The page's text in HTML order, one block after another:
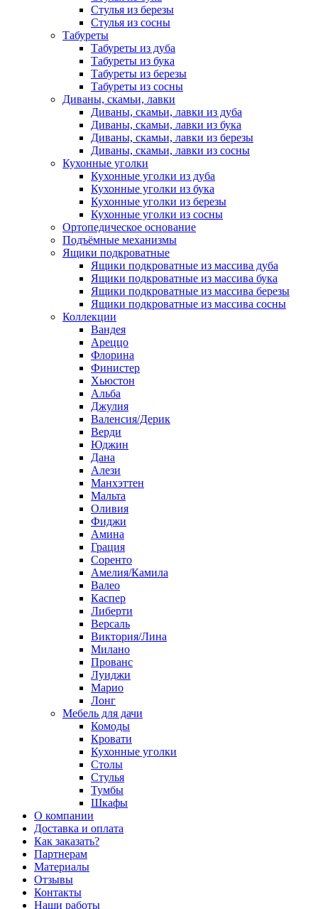
Стулья из березы
Стулья из сосны
Табуреты
Табуреты из дуба
Табуреты из бука
Табуреты из березы
Табуреты из сосны
Диваны, скамьи, лавки
Диваны, скамьи, лавки из дуба
Диваны, скамьи, лавки из бука
Диваны, скамьи, лавки из березы
Диваны, скамьи, лавки из сосны
Кухонные уголки
Кухонные уголки из дуба
Кухонные уголки из бука
Кухонные уголки из березы
Кухонные уголки из сосны
Ортопедическое основание
Подъёмные механизмы
Ящики подкроватные
Ящики подкроватные из массива дуба
Ящики подкроватные из массива бука
Ящики подкроватные из массива березы
Ящики подкроватные из массива сосны
Коллекции
Вандея
Ареццо
Флорина
Финистер
Хьюстон
Альба
Джулия
Валенсия/Дерик
Верди
Юджин
Дана
Алези
Манхэттен
Мальта
Оливия
Фиджи
Амина
Грация
Соренто
Амелия/Камила
Валео
Каспер
Либерти
Версаль
Виктория/Лина
Милано
Прованс
Луиджи
Марио
Лонг
Мебель для дачи
Комоды
Кровати
Кухонные уголки
Столы
Стулья
Тумбы
Шкафы
О компании
Доставка и оплата
Как заказать?
Партнерам
Материалы
Отзывы
Контакты
Наши работы